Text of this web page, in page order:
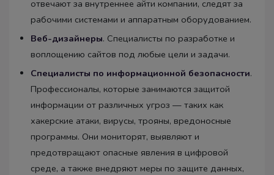
отвечают за внутреннее айти компании, следят за
рабочими системами и аппаратным оборудованием.
Веб-дизайнеры. Специалисты по разработке и
воплощению сайтов под любые цели и задачи.
Специалисты по информационной безопасности.
Профессионалы, которые занимаются защитой
информации от различных угроз — таких как
хакерские атаки, вирусы, трояны, вредоносные
программы. Они мониторят, выявляют и
предотвращают опасные явления в цифровой
среде, а также внедряют меры по защите данных,